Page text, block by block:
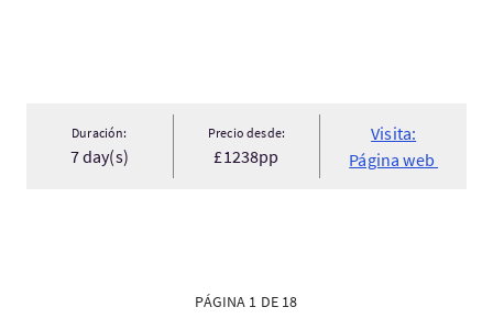
Duración:
7 day(s)
Precio desde:
£1238pp
Visita:
Página web
PÁGINA 1 DE 18